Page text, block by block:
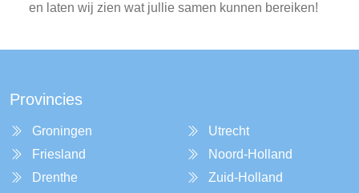
en laten wij zien wat jullie samen kunnen bereiken!
Provincies
Groningen
Friesland
Drenthe
Utrecht
Noord-Holland
Zuid-Holland